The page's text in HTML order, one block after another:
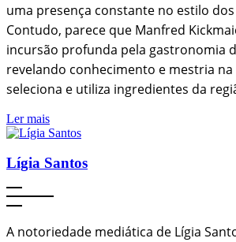
uma presença constante no estilo
Contudo, parece que Manfred
incursão profunda pela gastronomia
revelando conhecimento e mestria
seleciona e utiliza ingredientes da
Ler mais
Lígia Santos
A notoriedade mediática de Lígia